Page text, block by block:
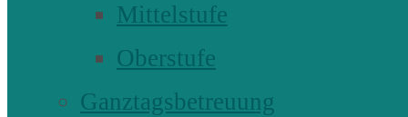
Mittelstufe
Oberstufe
Ganztagsbetreuung